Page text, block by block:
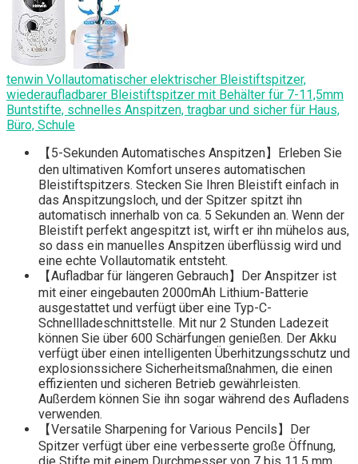
tenwin Vollautomatischer elektrischer Bleistiftspitzer,
wiederaufladbarer Bleistiftspitzer mit Behälter für 7-11,5mm
Buntstifte, schnelles Anspitzen, tragbar und sicher für Haus,
Büro, Schule
【5-Sekunden Automatisches Anspitzen】Erleben Sie
den ultimativen Komfort unseres automatischen
Bleistiftspitzers. Stecken Sie Ihren Bleistift einfach in
das Anspitzungsloch, und der Spitzer spitzt ihn
automatisch innerhalb von ca. 5 Sekunden an. Wenn der
Bleistift perfekt angespitzt ist, wirft er ihn mühelos aus,
so dass ein manuelles Anspitzen überflüssig wird und
eine echte Vollautomatik entsteht.
【Aufladbar für längeren Gebrauch】Der Anspitzer ist
mit einer eingebauten 2000mAh Lithium-Batterie
ausgestattet und verfügt über eine Typ-C-
Schnellladeschnittstelle. Mit nur 2 Stunden Ladezeit
können Sie über 600 Schärfungen genießen. Der Akku
verfügt über einen intelligenten Überhitzungsschutz und
explosionssichere Sicherheitsmaßnahmen, die einen
effizienten und sicheren Betrieb gewährleisten.
Außerdem können Sie ihn sogar während des Aufladens
verwenden.
【Versatile Sharpening for Various Pencils】Der
Spitzer verfügt über eine verbesserte große Öffnung,